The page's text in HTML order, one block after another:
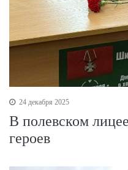
24 декабря 2025
В полевском
героев